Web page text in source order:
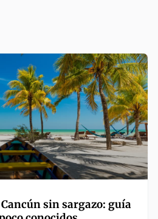
sin sargazo: guía